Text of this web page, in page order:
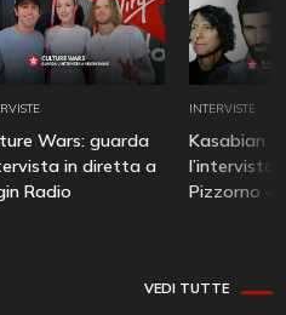
Wars: guarda
in diretta a
Radio
INTERVISTE
Kasabian:
l’intervista
Pizzorno –
VEDI TUTTE